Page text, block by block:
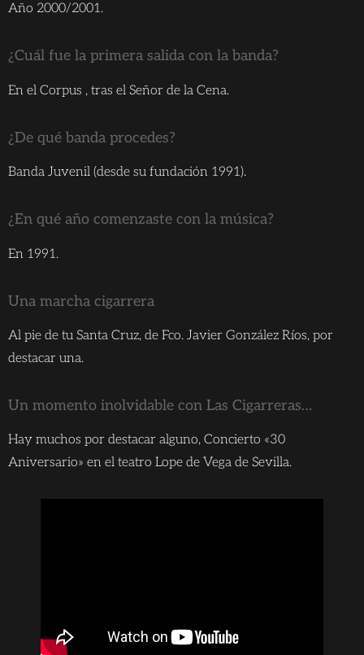
Año 2000/2001.
¿Cuál fue la primera salida con la banda?
En el Corpus , tras el Señor de la Cena.
¿De qué banda procedes?
Banda Juvenil (desde su fundación 1991).
¿En qué año comenzaste con la música?
En 1991.
Una marcha cigarrera
Al pie de tu Santa Cruz, de Fco. Javier González Ríos, por
destacar una.
Un momento inolvidable con Las Cigarreras…
Hay muchos por destacar alguno, Concierto «30
Aniversario» en el teatro Lope de Vega de Sevilla.